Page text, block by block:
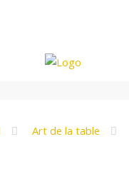
Art de la table